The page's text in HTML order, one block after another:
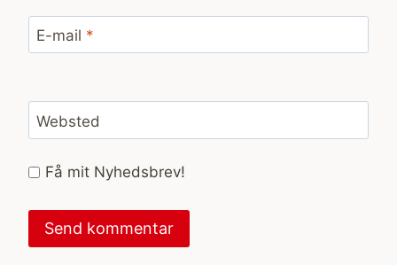
E-mail *
Websted
Få mit Nyhedsbrev!